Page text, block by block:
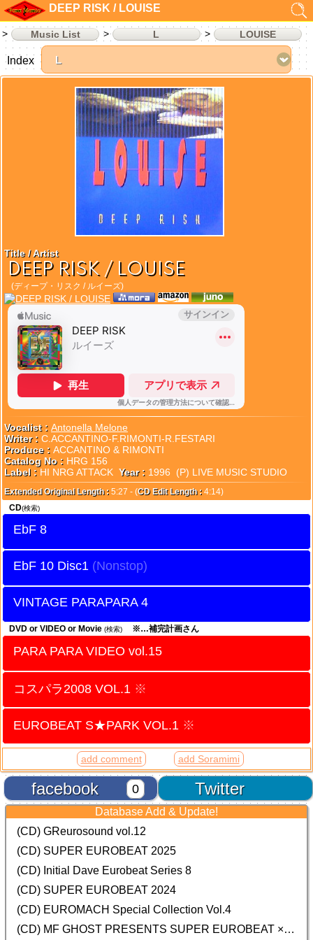
DEEP RISK / LOUISE
Music List L LOUISE
Title / Artist
DEEP RISK / LOUISE
(ディープ・リスク / ルイーズ)
Vocalist : Antonella Melone
Writer : C.ACCANTINO-F.RIMONTI-R.FESTARI
Produce : ACCANTINO & RIMONTI
Catalog No : HRG 156
Label : HI NRG ATTACK Year : 1996 (P) LIVE MUSIC STUDIO
Extended Original Length : 5:27 - (CD Edit Length : 4:14)
CD(検索)
EbF 8
EbF 10 Disc1
VINTAGE PARAPARA 4
DVD or VIDEO or Movie (検索) ※…補完計画さん
PARA PARA VIDEO vol.15
コスパラ2008 VOL.1 ※
EUROBEAT S★PARK VOL.1 ※
add comment add Soramimi
Twitter
facebook 0
Index
Database Add & Update!
(CD) GReurosound vol.12
(CD) SUPER EUROBEAT 2025
(CD) Initial Dave Eurobeat Series 8
(CD) SUPER EUROBEAT 2024
(CD) EUROMACH Special Collection Vol.4
(CD) MF GHOST PRESENTS SUPER EUROBEAT × ORIGINAL SOUNDTRACK NEW COLLECTION